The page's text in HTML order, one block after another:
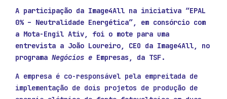
A participação da Image4All na iniciativa “EPAL
0% – Neutralidade Energética”, em consórcio com
a Mota-Engil Ativ, foi o mote para uma
entrevista a João Loureiro, CEO da Image4All, no
programa Negócios e Empresas, da TSF.
A empresa é co-responsável pela empreitada de
implementação de dois projetos de produção de